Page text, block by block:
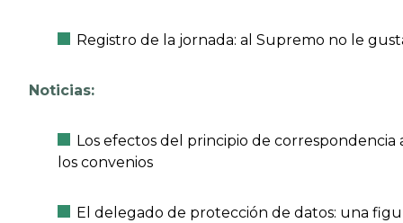
Registro de la jornada: al Supremo no le
Noticias:
Los efectos del principio de correspondencia
los convenios
El delegado de protección de datos: una